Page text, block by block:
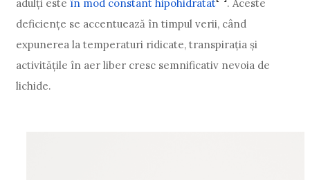
adulți esteîn mod constant hipohidratat
. Aceste
deficiențe se accentuează în timpul verii, când
expunerea la temperaturi ridicate, transpirația și
activitățile în aer liber cresc semnificativ nevoia de
lichide.